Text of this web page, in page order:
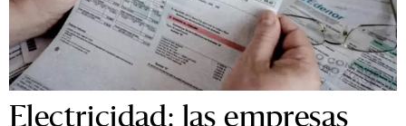
Electricidad: las empresas